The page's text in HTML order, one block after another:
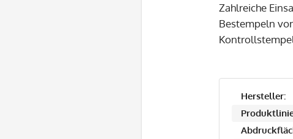
Zahlreiche
Bestempeln
Kontrollstempel.
Hersteller: